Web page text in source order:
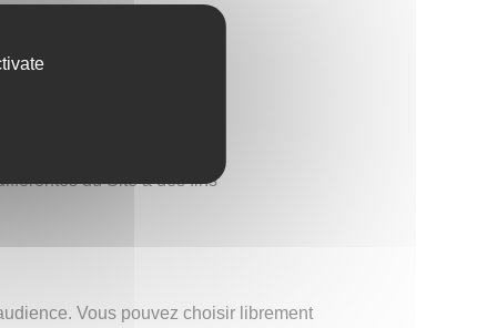
du Site à des fins
Vous pouvez choisir librement